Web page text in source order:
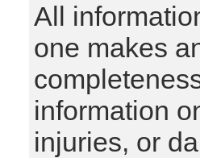
All
one makes
information
injuries, or